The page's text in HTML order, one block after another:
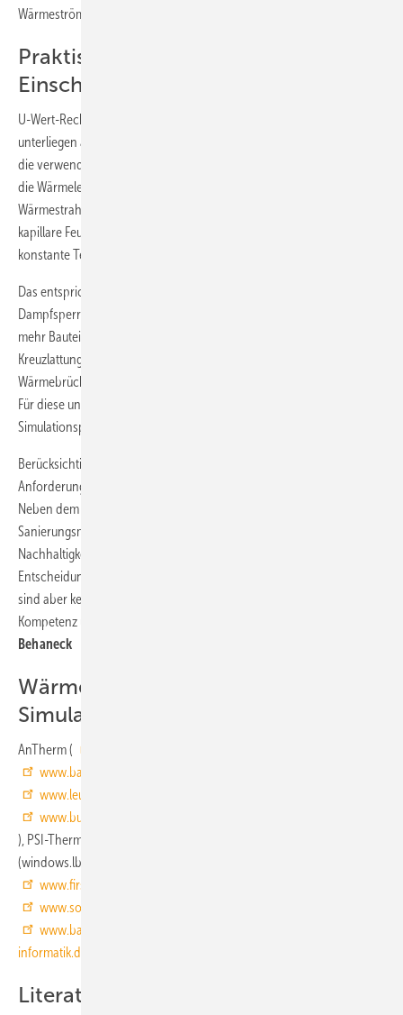
Wärmeströme.
Praktische Tools mit
Einschränkungen
U-Wert-Rechner sind praktisch, nützlich und sparen Zeit. Sie
unterliegen aber auch Einschränkungen: So werden bedingt durch
die verwendeten Verfahren zur U-Wert- oder Feuchteberechnung nur
die Wärmeleitung, nicht aber Wärmeverluste oder -gewinne durch
Wärmestrahlung berücksichtigt. Unberücksichtigt bleibt auch der
kapillare Feuchtetransport und es werden nur stationäre, zeitlich
konstante Temperaturen und Luftfeuchtigkeiten angenommen.
Das entspricht aber ebenso wenig der Realität, wie 100%ig dichte
Dampfsperren und ein idealisierter Bauteilaufbau. Treffen drei oder
mehr Bauteile aus unterschiedlichen Richtungen aufeinander (z. B.
Kreuzlattung, Raumecke etc.) entstehen dreidimensionale
Wärmebrücken, die U-Wert-Rechner nicht exakt berechnen können.
Für diese und weitere Fälle ist der Einsatz von Wärmebrücken-
Simulationsprogrammen sinnvoller.
Berücksichtigen sollte man auch, dass bauphysikalische
Anforderungen bei der Baumaterialauswahl nur ein Teilaspekt sind.
Neben dem Wärme- und Feuchteschutz spielen bei Neubauten und
Sanierungsmaßnahmen auch Schallschutz, Brandschutz,
Nachhaltigkeit und Unterhaltungskosten wichtige Rollen bei der
Entscheidung für oder gegen einen Baustoff bzw. eine Lösung. Hier
sind aber keine Software-Berechnungsfunktionen, sondern die
Kompetenz und das Fachwissen des Planers gefordert.
Behaneck
Wärmebrücken-
Simulationsprogramme (Auswahl)
AnTherm (
www.baukosten.de
www.leuchter.de
www.buildingphysics.com
), PSI-Therm (
(windows.lbl.gov/software/therm), ThermCAD (
www.firstinvision.de
www.solar-computer.de
www.bauphysik-software.de
informatik.de
Literatur und weitere Infos